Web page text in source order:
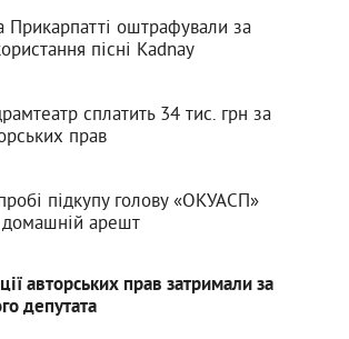
Прикарпатті оштрафували за
пісні Kadnay
сплатить 34 тис. грн за
прав
підкупу голову «ОКУАСП»
домашній арешт
авторських прав затримали за
депутата